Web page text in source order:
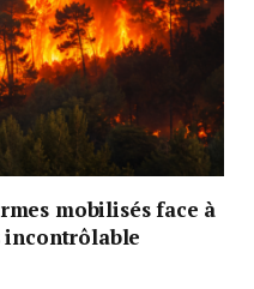
mobilisés face à
incontrôlable